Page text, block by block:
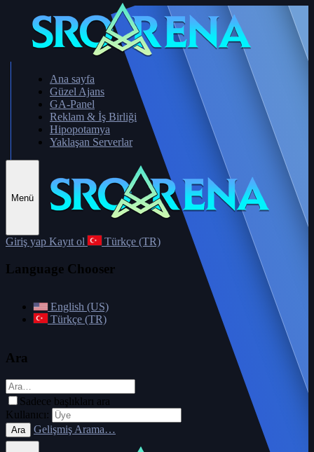
Ana sayfa
Güzel Ajans
GA-Panel
Reklam & İş Birliği
Hipopotamya
Yaklaşan Serverlar
Menü
Giriş yap Kayıt ol Türkçe (TR)
Language Chooser
English (US)
Türkçe (TR)
Ara
Sadece başlıkları ara
Kullanıcı:
Ara Gelişmiş Arama…